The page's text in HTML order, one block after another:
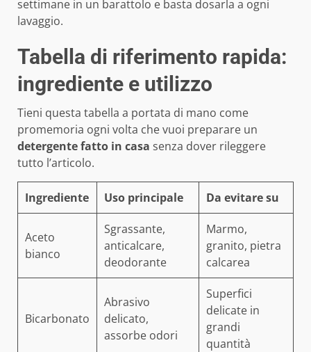
settimane in un barattolo e basta dosarla a ogni
lavaggio.
Tabella di riferimento rapida:
ingrediente e utilizzo
Tieni questa tabella a portata di mano come
promemoria ogni volta che vuoi preparare un
detergente fatto in casa senza dover rileggere
tutto l’articolo.
Ingrediente Uso principale Da evitare su
Aceto
bianco
Sgrassante,
anticalcare,
deodorante
Marmo,
granito, pietra
calcarea
Bicarbonato
Abrasivo
delicato,
assorbe odori
Superfici
delicate in
grandi
quantità